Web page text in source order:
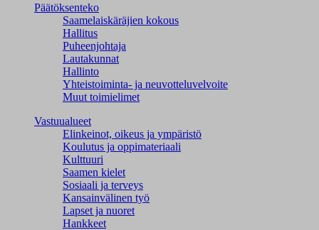
Päätöksenteko
Saamelaiskäräjien kokous
Hallitus
Puheenjohtaja
Lautakunnat
Hallinto
Yhteistoiminta- ja neuvotteluvelvoite
Muut toimielimet
Vastuualueet
Elinkeinot, oikeus ja ympäristö
Koulutus ja oppimateriaali
Kulttuuri
Saamen kielet
Sosiaali ja terveys
Kansainvälinen työ
Lapset ja nuoret
Hankkeet